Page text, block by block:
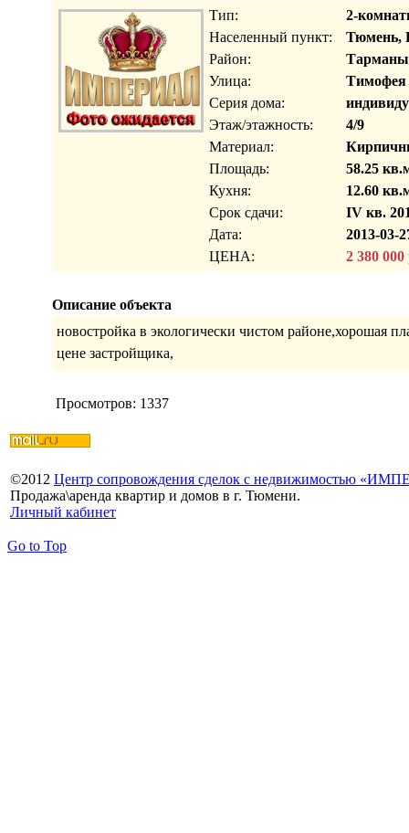
Тип:
2-
Населенный пункт:
Тюмень,
Район:
Тарманы
Улица:
Тимофея
Серия дома:
Этаж/этажность:
4/9
Материал:
Площадь:
58.25
Кухня:
12.60
Срок сдачи:
IV кв.
Дата:
2013-03-
ЦЕНА:
2 380 000
Описание объекта
новостройка в экологически чистом районе,хорошая
цене застройщика,
Просмотров: 1337
©2012 Центр сопровождения сделок с недвижимостью
Продажа\аренда квартир и домов в г. Тюмени.
Личный кабинет
Go to Top